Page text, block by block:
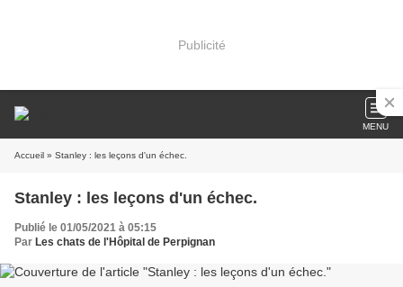
Publicité
MENU
Accueil » Stanley : les leçons d'un échec.
Stanley : les leçons d'un échec.
Publié le 01/05/2021 à 05:15
Par Les chats de l'Hôpital de Perpignan